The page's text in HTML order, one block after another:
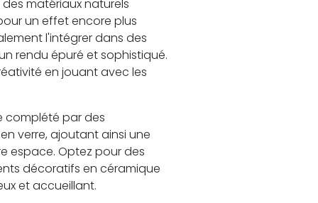
matériaux naturels
un effet encore plus
l'intégrer dans des
rendu épuré et sophistiqué.
en jouant avec les
complété par des
verre, ajoutant ainsi une
espace. Optez pour des
décoratifs en céramique
et accueillant.